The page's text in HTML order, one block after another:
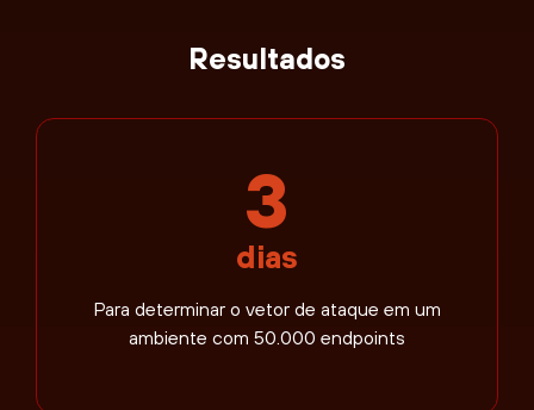
Resultados
3
dias
Para determinar o vetor de ataque em um
ambiente com 50.000 endpoints